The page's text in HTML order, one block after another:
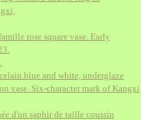
rose square vase. Early
blue and white, underglaze
vase. Six-character mark of Kangxi
d'un saphir de taille coussin